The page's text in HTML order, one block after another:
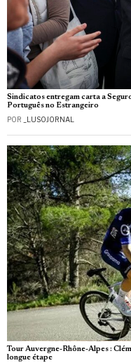
Sindicatos entregam carta a
Português no Estrangeiro
POR _LUSOJORNAL
Tour Auvergne-Rhône-Alpes :
longue étape